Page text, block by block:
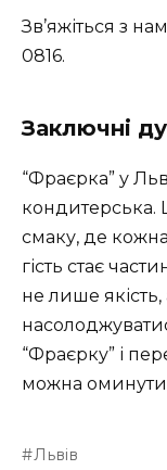
Зв’яжіться з
0816.
Заключні
“Фраєрка” у
кондитерська.
смаку, де
гість стає
не лише
“Фраєрку” і
можна
Львів